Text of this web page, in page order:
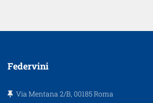
Federvini
Via Mentana 2/B, 00185 Roma